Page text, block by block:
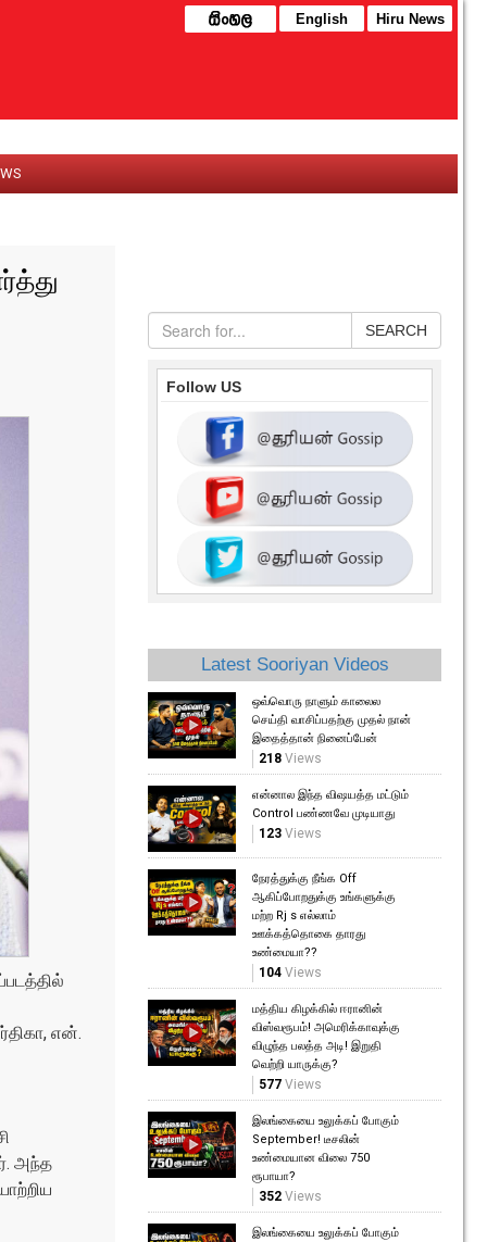
English Hiru News
என்.
அந்த
SEARCH
Follow US
Latest Sooriyan Videos
ஒவ்வொரு நாளும் காலைல
செய்தி வாசிப்பதற்கு முதல் நான்
இதைத்தான் நினைப்பேன்
218 Views
என்னால இந்த விஷயத்த மட்டும்
Control பண்ணவே முடியாது
123 Views
நேரத்துக்கு நீங்க Off
ஆகிப்போறதுக்கு உங்களுக்கு
மற்ற Rj s எல்லாம்
ஊக்கத்தொகை தாரது
உண்மையா??
104 Views
மத்திய கிழக்கில் ஈரானின்
விஸ்வரூபம்! அமெரிக்காவுக்கு
விழுந்த பலத்த அடி! இறுதி
வெற்றி யாருக்கு?
577 Views
இலங்கையை உலுக்கப் போகும்
September! டீசலின்
உண்மையான விலை 750
ரூபாயா?
352 Views
இலங்கையை உலுக்கப் போகும்